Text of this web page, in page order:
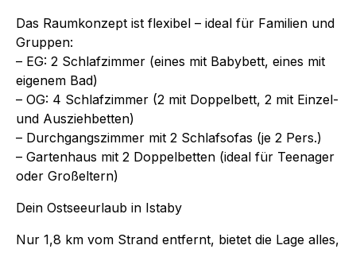
Das Raumkonzept ist flexibel – ideal für Familien und
Gruppen:
– EG: 2 Schlafzimmer (eines mit Babybett, eines mit
eigenem Bad)
– OG: 4 Schlafzimmer (2 mit Doppelbett, 2 mit Einzel-
und Ausziehbetten)
– Durchgangszimmer mit 2 Schlafsofas (je 2 Pers.)
– Gartenhaus mit 2 Doppelbetten (ideal für Teenager
oder Großeltern)
Dein Ostseeurlaub in Istaby
Nur 1,8 km vom Strand entfernt, bietet die Lage alles,